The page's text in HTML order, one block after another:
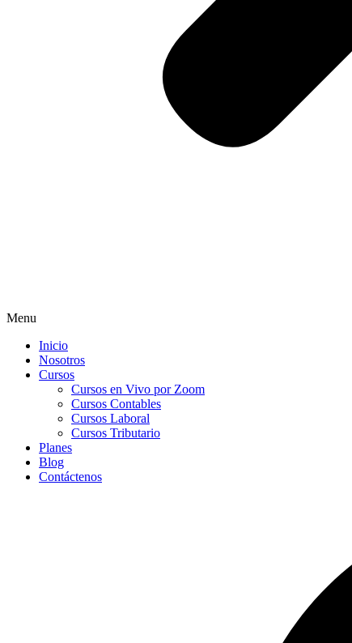
Menu
Inicio
Nosotros
Cursos
Cursos en Vivo por Zoom
Cursos Contables
Cursos Laboral
Cursos Tributario
Planes
Blog
Contáctenos